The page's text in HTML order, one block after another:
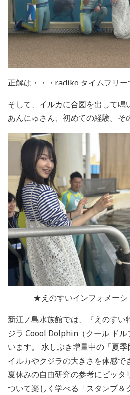
正解は・・・radiko タイムフリー
そして、イルカに合図を出して鳴
あんにゅさん、初めての経験。そ
★えのすいインフォメーシ
新江ノ島水族館では、『えのすい
ジラ Coool Dolphin（クール ドル
います。 水しぶき増量中の「夏
イルカやクジラの大きさを体感で
夏休みの自由研究の参考にピッタ
ついて楽しく学べる「スタンプ＆